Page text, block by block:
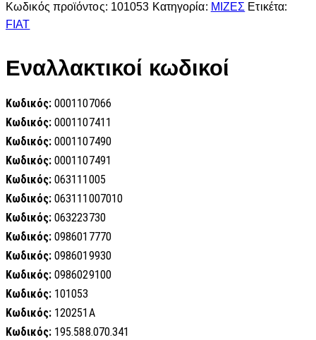
Κωδικός προϊόντος: 101053 Κατηγορία: ΜΙΖΕΣ Ετικέτα:
FIAT
Εναλλακτικοί κωδικοί
Κωδικός: 0001107066
Κωδικός: 0001107411
Κωδικός: 0001107490
Κωδικός: 0001107491
Κωδικός: 063111005
Κωδικός: 063111007010
Κωδικός: 063223730
Κωδικός: 0986017770
Κωδικός: 0986019930
Κωδικός: 0986029100
Κωδικός: 101053
Κωδικός: 120251A
Κωδικός: 195.588.070.341